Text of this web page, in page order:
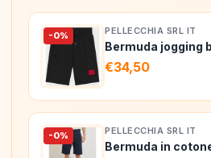
-0% PELLECCHIA SRL IT
Bermuda jogging
€34,50
-0% PELLECCHIA SRL IT
Bermuda in